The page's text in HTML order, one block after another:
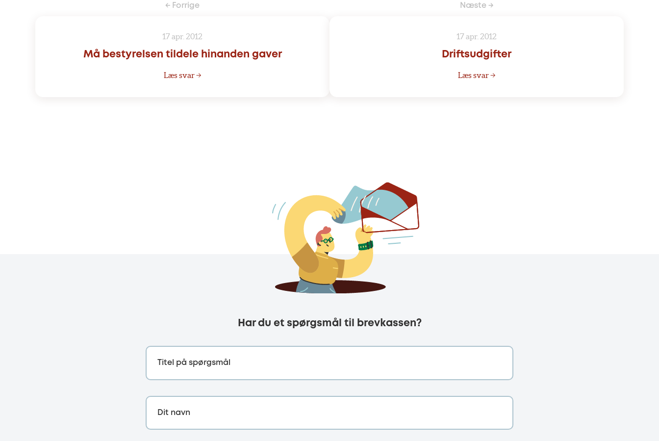
← Forrige
17 apr. 2012
Må bestyrelsen tildele hinanden gaver
Læs svar →
Næste →
17 apr. 2012
Driftsudgifter
Læs svar →
Har du et spørgsmål til brevkassen?
Titel på spørgsmål
Dit navn